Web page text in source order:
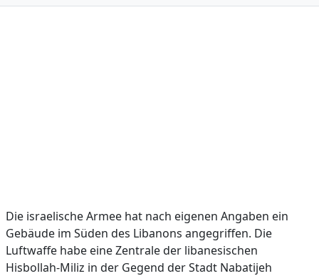
Die israelische Armee hat nach eigenen Angaben ein
Gebäude im Süden des Libanons angegriffen. Die
Luftwaffe habe eine Zentrale der libanesischen
Hisbollah-Miliz in der Gegend der Stadt Nabatijeh